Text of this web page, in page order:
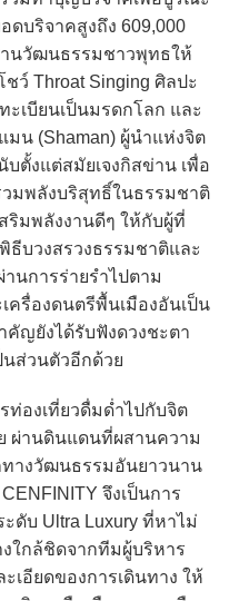
บริจาคสูงถึง 609,000
นวัฒนธรรมชาวพุทธให้
ว์ Throat Singing ศิลปะ
เบียนเป็นมรดกโลก และ
น (Shaman) ผู้นำแห่งจิต
ตั้งแต่สมัยเจงกิสข่าน เพื่อ
มพลังบริสุทธิ์ในธรรมชาติ
ริมพลังงานดีๆ ให้กับผู้ที่
ธีบวงสรวงธรรมชาติและ
นการร่ายรำไปตาม
ครื่องดนตรีพื้นเมืองอันเป็น
ญยังได้รับฟังดวงชะตา
ส่วนตัวอีกด้วย
งเที่ยวดื่มด่ำไปกับจิต
ผ่านดินแดนที่ผสานความ
ทางวัฒนธรรมอันยาวนาน
จึงเป็นการ
ดับ Ultra Luxury ที่หาไม่
ใกล้ชิดจากทีมผู้บริหาร
เอียดของการเดินทาง ให้